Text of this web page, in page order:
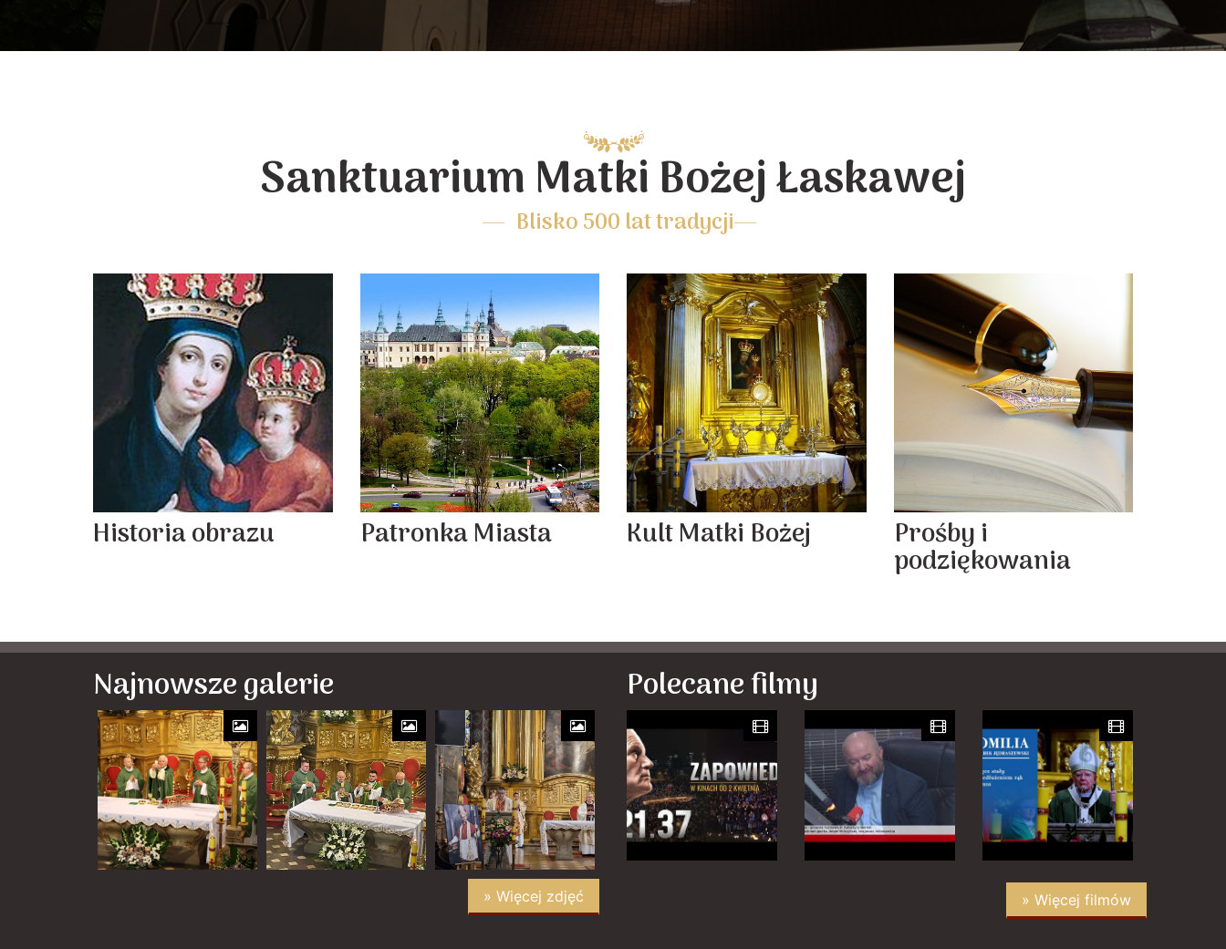
Sanktuarium Matki Bożej Łaskawej
Blisko 500 lat tradycji
Historia obrazu Patronka Miasta Kult Matki Bożej Prośby i
podziękowania
Najnowsze galerie
» Więcej zdjęć
Polecane filmy
» Więcej filmów